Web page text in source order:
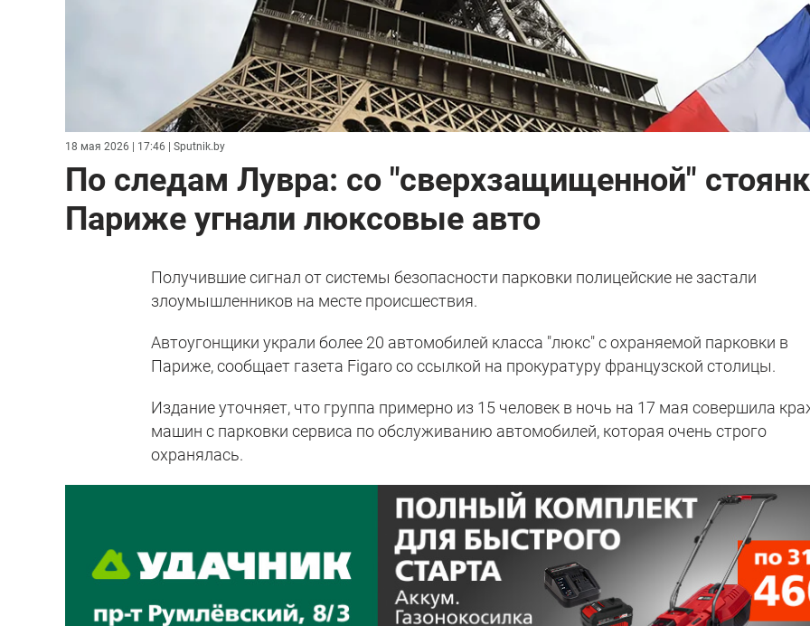
18 мая 2026 | 17:46 | Sputnik.by
По следам Лувра: со "сверхзащищенной"
Париже угнали люксовые авто
Получившие сигнал от системы безопасности парковки полицейские не застали
злоумышленников на месте происшествия.
Автоугонщики украли более 20 автомобилей класса "люкс" с охраняемой парковки в
Париже, сообщает газета Figaro со ссылкой на прокуратуру французской столицы.
Издание уточняет, что группа примерно из 15 человек в ночь на 17 мая совершила
машин c парковки сервиса по обслуживанию автомобилей, которая очень строго
охранялась.